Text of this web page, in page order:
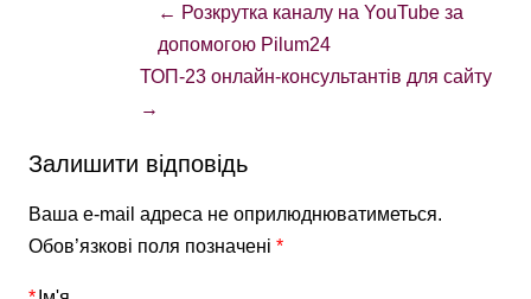
← Розкрутка каналу на YouTube за
допомогою Pilum24
ТОП-23 онлайн-консультантів для сайту
→
Залишити відповідь
Ваша e-mail адреса не оприлюднюватиметься.
Обов’язкові поля позначені*